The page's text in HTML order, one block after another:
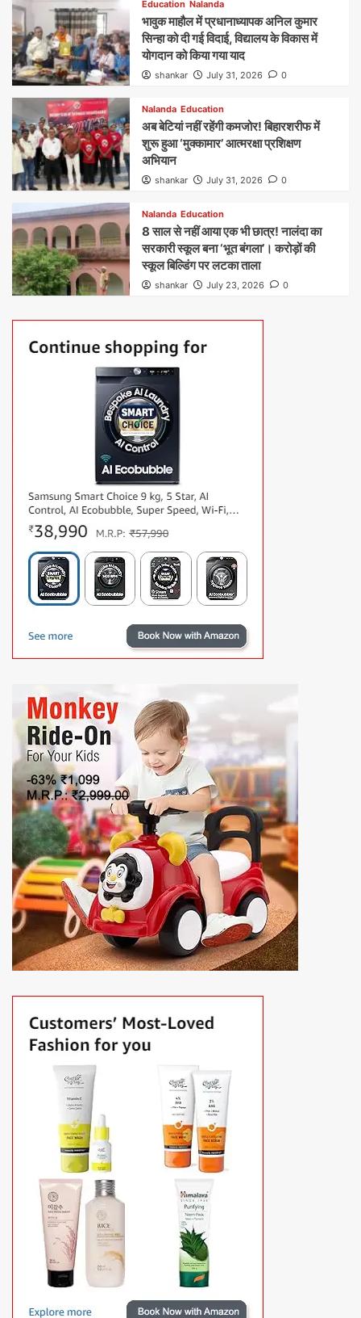
Education Nalanda
भावुक माहौल में प्रधानाध्यापक अनिल कुमार
सिन्हा को दी गई विदाई, विद्यालय के विकास में
योगदान को किया गया याद
shankar July 31, 2026 0
Nalanda Education
अब बेटियां नहीं रहेंगी कमजोर! बिहारशरीफ में
शुरू हुआ ‘मुक्कामार’ आत्मरक्षा प्रशिक्षण
अभियान
shankar July 31, 2026 0
Nalanda Education
8 साल से नहीं आया एक भी छात्र! नालंदा का
सरकारी स्कूल बना ‘भूत बंगला’। करोड़ों की
स्कूल बिल्डिंग पर लटका ताला
shankar July 23, 2026 0